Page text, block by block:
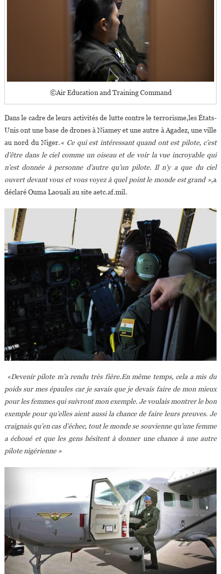
©Air Education and Training Command
Dans le cadre de leurs activités de lutte contre le terrorisme,les États-
Unis ont une base de drones à Niamey et une autre à Agadez, une ville
au nord du Niger.« Ce qui est intéressant quand ont est pilote, c’est
d’être dans le ciel comme un oiseau et de voir la vue incroyable qui
n’est donnée à personne d’autre qu’un pilote. Il n’y a que du ciel
ouvert devant vous et vous voyez à quel point le monde est grand »,a
déclaré Ouma Laouali au site aetc.af.mil.
«Devenir pilote m’a rendu très fière.En même temps, cela a mis du
poids sur mes épaules car je savais que je devais faire de mon mieux
pour les femmes qui suivront mon exemple. Je voulais montrer le bon
exemple pour qu’elles aient aussi la chance de faire leurs preuves. Je
craignais qu’en cas d’échec, tout le monde se souvienne qu’une femme
a échoué et que les gens hésitent à donner une chance à une autre
pilote nigérienne »